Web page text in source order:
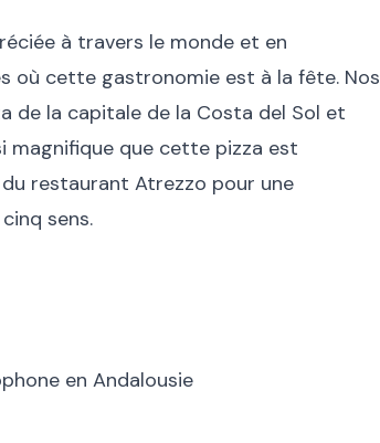
à travers le monde et en
où cette gastronomie est à la fête. Nos
de la capitale de la Costa del Sol et
magnifique que cette pizza est
restaurant Atrezzo pour une
sens.
en Andalousie